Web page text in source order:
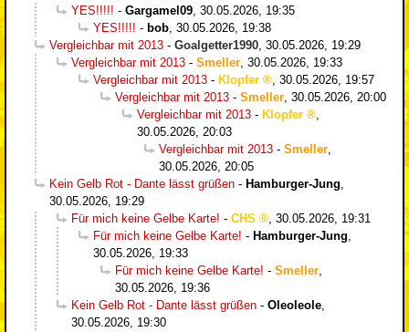
YES!!!!! - Gargamel09 30.05.2026, 19:35
YES!!!!! - bob 30.05.2026, 19:38
Vergleichbar mit 2013 - Goalgetter1990 30.05.2026, 19:29
Vergleichbar mit 2013 - Smeller 30.05.2026, 19:33
Vergleichbar mit 2013 - Klopfer
30.05.2026, 19:57
Vergleichbar mit 2013 - Smeller 30.05.2026, 20:00
Vergleichbar mit 2013 - Klopfer
30.05.2026, 20:03
Vergleichbar mit 2013 - Smeller
30.05.2026, 20:05
Kein Gelb Rot - Dante lässt grüßen - Hamburger-Jung
30.05.2026, 19:29
Für mich keine Gelbe Karte! - CHS
30.05.2026, 19:31
Für mich keine Gelbe Karte! - Hamburger-Jung
30.05.2026, 19:33
Für mich keine Gelbe Karte! - Smeller
30.05.2026, 19:36
Kein Gelb Rot - Dante lässt grüßen - Oleoleole
30.05.2026, 19:30